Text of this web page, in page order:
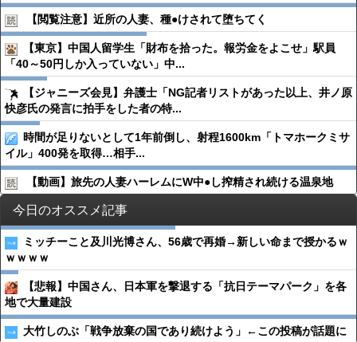
【閲覧注意】近所の人妻、種●︎けされて堕ちてく
【東京】中国人留学生「財布を拾った。報労金をよこせ」駅員
「40～50円しか入っていない」中...
【ジャニーズ会見】弁護士「NG記者リストがあった以上、井ノ原
快彦氏の発言に拍手をした者の特...
時間が足りないとして1年前倒し、射程1600km「トマホークミサ
イル」400発を取得…相手...
【動画】旅先の人妻ハーレムにW中●︎し搾精され続ける温泉地
今日のオススメ記事
ミッチーこと及川光博さん、56歳で再婚→新しい命まで授かるｗ
ｗｗｗｗ
【悲報】中国さん、日本軍を撃退する「抗日テーマパーク」を各
地で大量建設
大竹しのぶ「戦争放棄の国であり続けよう」←この投稿が話題に